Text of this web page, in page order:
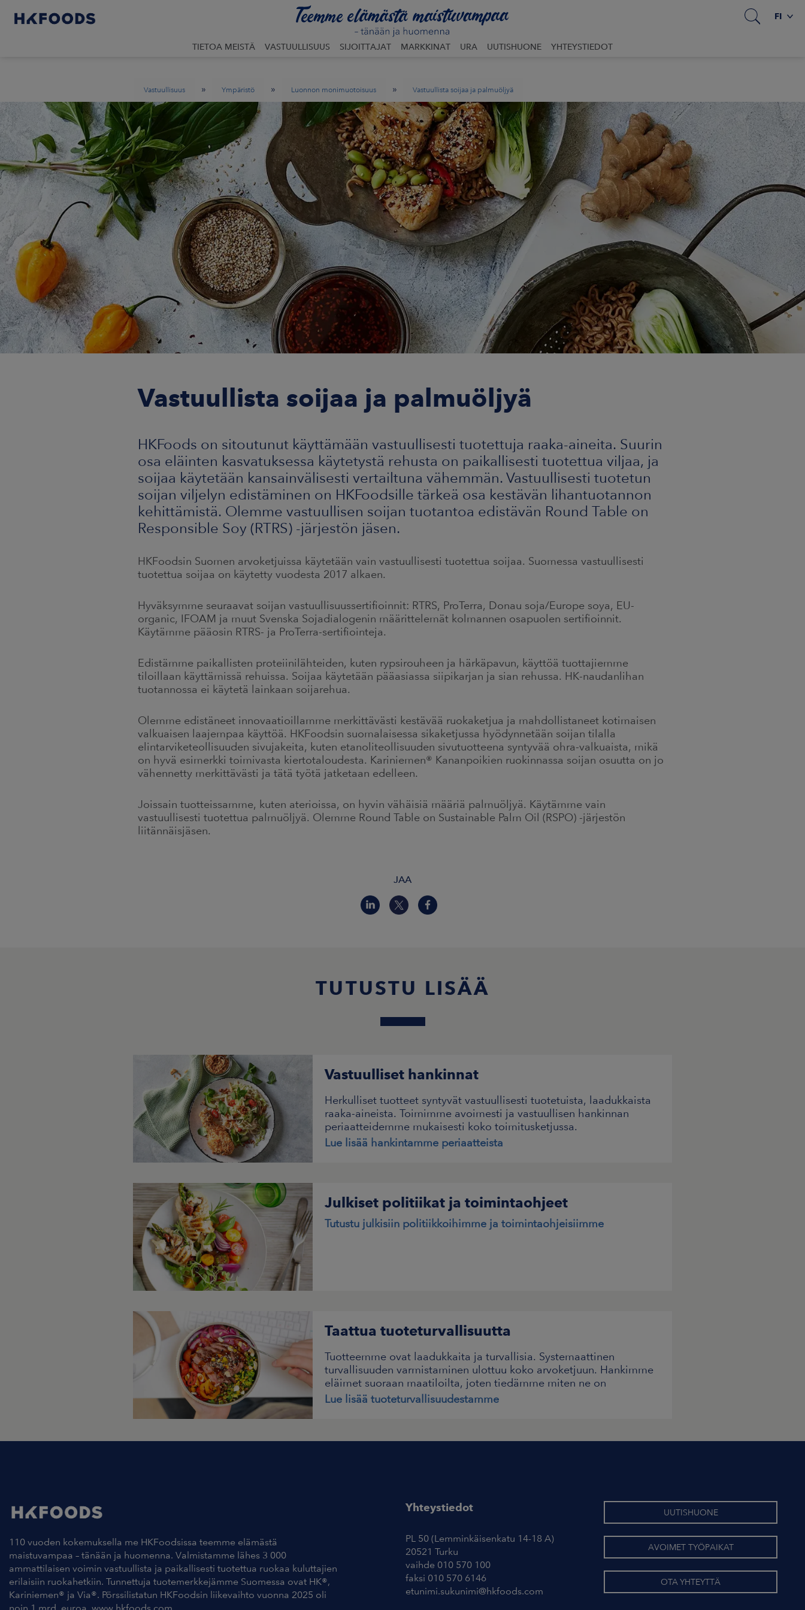
FI
TIETOA MEISTÄ VASTUULLISUUS SIJOITTAJAT MARKKINAT URA UUTISHUONE YHTEYSTIEDOT
Vastuullisuus » Ympäristö » Luonnon monimuotoisuus » Vastuullista soijaa ja palmuöljyä
Vastuullista soijaa ja palmuöljyä
HKFoods on sitoutunut käyttämään vastuullisesti tuotettuja raaka-aineita. Suurin
osa eläinten kasvatuksessa käytetystä rehusta on paikallisesti tuotettua viljaa, ja
soijaa käytetään kansainvälisesti vertailtuna vähemmän. Vastuullisesti tuotetun
soijan viljelyn edistäminen on HKFoodsille tärkeä osa kestävän lihantuotannon
kehittämistä. Olemme vastuullisen soijan tuotantoa edistävän Round Table on
Responsible Soy (RTRS) -järjestön jäsen.
HKFoodsin Suomen arvoketjuissa käytetään vain vastuullisesti tuotettua soijaa. Suomessa vastuullisesti
tuotettua soijaa on käytetty vuodesta 2017 alkaen.
Hyväksymme seuraavat soijan vastuullisuussertifioinnit: RTRS, ProTerra, Donau soja/Europe soya, EU-
organic, IFOAM ja muut Svenska Sojadialogenin määrittelemät kolmannen osapuolen sertifioinnit.
Käytämme pääosin RTRS- ja ProTerra-sertifiointeja.
Edistämme paikallisten proteiinilähteiden, kuten rypsirouheen ja härkäpavun, käyttöä tuottajiemme
tiloillaan käyttämissä rehuissa. Soijaa käytetään pääasiassa siipikarjan ja sian rehussa. HK-naudanlihan
tuotannossa ei käytetä lainkaan soijarehua.
Olemme edistäneet innovaatioillamme merkittävästi kestävää ruokaketjua ja mahdollistaneet kotimaisen
valkuaisen laajempaa käyttöä. HKFoodsin suomalaisessa sikaketjussa hyödynnetään soijan tilalla
elintarviketeollisuuden sivujakeita, kuten etanoliteollisuuden sivutuotteena syntyvää ohra-valkuaista, mikä
on hyvä esimerkki toimivasta kiertotaloudesta. Kariniemen® Kananpoikien ruokinnassa soijan osuutta on jo
vähennetty merkittävästi ja tätä työtä jatketaan edelleen.
Joissain tuotteissamme, kuten aterioissa, on hyvin vähäisiä määriä palmuöljyä. Käytämme vain
vastuullisesti tuotettua palmuöljyä. Olemme Round Table on Sustainable Palm Oil (RSPO) -järjestön
liitännäisjäsen.
JAA
TUTUSTU LISÄÄ
Vastuulliset hankinnat
Herkulliset tuotteet syntyvät vastuullisesti tuotetuista, laadukkaista
raaka-aineista. Toimimme avoimesti ja vastuullisen hankinnan
periaatteidemme mukaisesti koko toimitusketjussa.
Lue lisää hankintamme periaatteista
Julkiset politiikat ja toimintaohjeet
Tutustu julkisiin politiikkoihimme ja toimintaohjeisiimme
Taattua tuoteturvallisuutta
Tuotteemme ovat laadukkaita ja turvallisia. Systemaattinen
turvallisuuden varmistaminen ulottuu koko arvoketjuun. Hankimme
eläimet suoraan maatiloilta, joten tiedämme miten ne on
kasvatettu.
Lue lisää tuoteturvallisuudestamme
110 vuoden kokemuksella me HKFoodsissa teemme elämästä
maistuvampaa – tänään ja huomenna. Valmistamme lähes 3 000
ammattilaisen voimin vastuullista ja paikallisesti tuotettua ruokaa kuluttajien
erilaisiin ruokahetkiin. Tunnettuja tuotemerkkejämme Suomessa ovat HK®,
Kariniemen® ja Via®. Pörssilistatun HKFoodsin liikevaihto vuonna 2025 oli
Yhteystiedot
PL 50 (Lemminkäisenkatu 14-18 A)
20521 Turku
vaihde 010 570 100
faksi 010 570 6146
etunimi.sukunimi@hkfoods.com
UUTISHUONE
AVOIMET TYÖPAIKAT
OTA YHTEYTTÄ